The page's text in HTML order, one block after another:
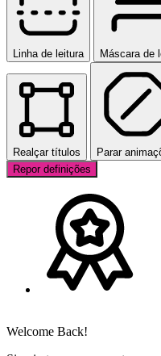
Linha de leitura Máscara de
Realçar títulos Parar
Repor definições
Welcome Back!